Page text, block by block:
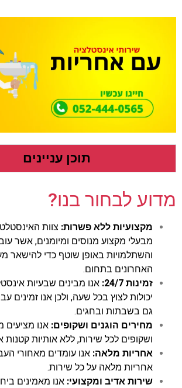
תוכן עניינים
מדוע לבחור בנו?
מקצועיות ללא פשרות: צוות
מבעלי מקצוע מנוסים ומיומנים, אשר
והשתלמויות באופן שוטף כדי להישאר
האחרונים בתחום.
זמינות 24/7:
אנו מבינים שבעיות
יכולות לצוץ בכל שעה, ולכן אנו זמינים
גם בשבתות ובחגים.
מחירים הוגנים ושקופים: אנו מציעים
ושקופים לכל שירות, ללא אותיות קטנות
אחריות מלאה: אנו עומדים מאחורי
אחריות מלאה על כל שירות.
שירות אדיב ומקצועי: אנו מאמינים